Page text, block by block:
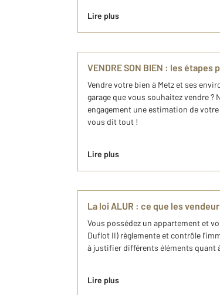
Lire plus
VENDRE SON BIEN : les
Vendre votre bien à Metz et ses
garage que vous souhaitez vendre ?
engagement une estimation de
vous dit tout !
Lire plus
La loi ALUR : ce que les
Vous possédez un appartement et
Duflot II) règlemente et contrôle
à justifier différents éléments quant
Lire plus